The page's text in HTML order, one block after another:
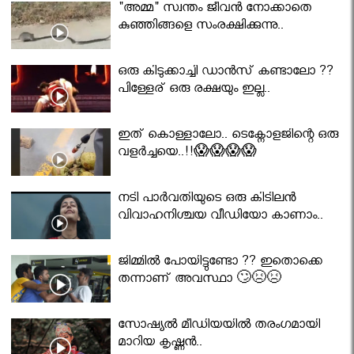
"അമ്മ" സ്വന്തം ജീവൻ നോക്കാതെ
കുഞ്ഞിങ്ങളെ സംരക്ഷിക്കുന്നു..
ഒരു കിടുക്കാച്ചി ഡാൻസ് കണ്ടാലോ ??
പിള്ളേര് ഒരു രക്ഷയും ഇല്ല..
ഇത് കൊള്ളാലോ.. ടെക്നോളജിന്റെ ഒരു
വളർച്ചയെ..!!😱😱😱😱
നടി പാർവതിയുടെ ഒരു കിടിലൻ
വിവാഹനിശ്ചയ വീഡിയോ കാണാം..
ജിമ്മിൽ പോയിട്ടുണ്ടോ ?? ഇതൊക്കെ
തന്നാണ് അവസ്ഥാ 🙄😣😣
സോഷ്യൽ മീഡിയയിൽ തരംഗമായി
മാറിയ കൃഷ്ണൻ..